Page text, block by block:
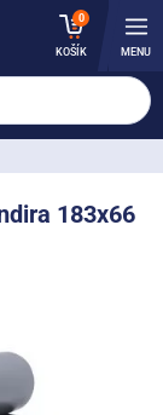
0
KOŠÍK MENU
183x66